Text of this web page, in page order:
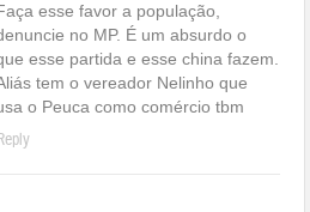
esse favor a população,
no MP. É um absurdo o
esse partida e esse china fazem.
tem o vereador Nelinho que
o Peuca como comércio tbm